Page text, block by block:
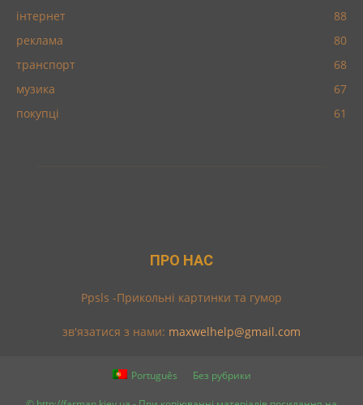
інтернет
88
реклама
80
транспорт
68
музика
67
покупці
61
ПРО НАС
Ppsls -Прикольні картинки та гумор
зв'язатися з нами: maxwelhelp@gmail.com
Português Без рубрики